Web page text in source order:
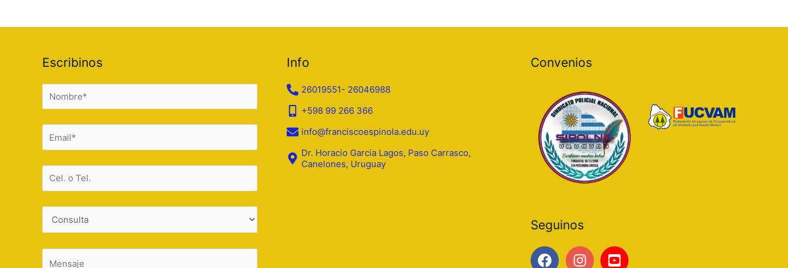
Escribinos Info
26019551- 26046988
+598 99 266 366
info@franciscoespinola.edu.uy
Dr. Horacio Garcia Lagos, Paso Carrasco,
Canelones, Uruguay
Convenios
Seguinos